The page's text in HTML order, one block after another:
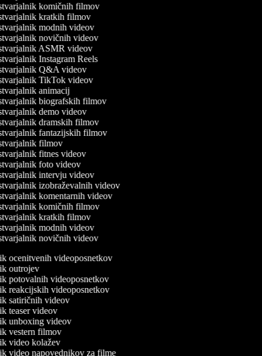
komičnih filmov
kratkih filmov
modnih videov
novičnih videov
ASMR videov
Instagram Reels
Q&A videov
TikTok videov
animacij
biografskih filmov
demo videov
dramskih filmov
fantazijskih filmov
filmov
fitnes videov
foto videov
intervju videov
izobraževalnih videov
komentarnih videov
komičnih filmov
kratkih filmov
modnih videov
novičnih videov
ocenitvenih videoposnetkov
outrojev
potovalnih videoposnetkov
reakcijskih videoposnetkov
satiričnih videov
teaser videov
unboxing videov
vestern filmov
video kolažev
video napovednikov za filme